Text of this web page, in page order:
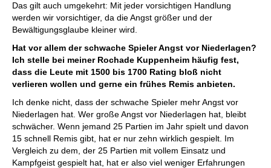
Das gilt auch umgekehrt: Mit jeder vorsichtigen Handlung
werden wir vorsichtiger, da die Angst größer und der
Bewältigungsglaube kleiner wird.
Hat vor allem der schwache Spieler Angst vor Niederlagen?
Ich stelle bei meiner Rochade Kuppenheim häufig fest,
dass die Leute mit 1500 bis 1700 Rating bloß nicht
verlieren wollen und gerne ein frühes Remis anbieten.
Ich denke nicht, dass der schwache Spieler mehr Angst vor
Niederlagen hat. Wer große Angst vor Niederlagen hat, bleibt
schwächer. Wenn jemand 25 Partien im Jahr spielt und davon
15 schnell Remis gibt, hat er nur zehn wirklich gespielt. Im
Vergleich zu dem, der 25 Partien mit vollem Einsatz und
Kampfgeist gespielt hat, hat er also viel weniger Erfahrungen